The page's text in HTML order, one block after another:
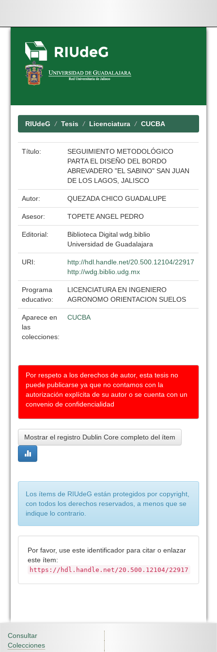
Skip
navigation
RIUdeG Tesis Licenciatura CUCBA
Título:
SEGUIMIENTO METODOLÓGICO
PARTA EL DISEÑO DEL BORDO
ABREVADERO "EL SABINO" SAN JUAN
DE LOS LAGOS, JALISCO
Autor: QUEZADA CHICO GUADALUPE
Asesor: TOPETE ANGEL PEDRO
Editorial:
Biblioteca Digital wdg.biblio
Universidad de Guadalajara
URI:
http://hdl.handle.net/20.500.12104/22917
http://wdg.biblio.udg.mx
Programa
educativo:
LICENCIATURA EN INGENIERO
AGRONOMO ORIENTACION SUELOS
Aparece en
las
colecciones:
CUCBA
Por respeto a los derechos de autor, esta tesis no
puede publicarse ya que no contamos con la
autorización explícita de su autor o se cuenta con un
convenio de confidencialidad
Mostrar el registro Dublin Core completo del ítem
Los ítems de RIUdeG están protegidos por copyright,
con todos los derechos reservados, a menos que se
indique lo contrario.
Por favor, use este identificador para citar o enlazar
este ítem:
https://hdl.handle.net/20.500.12104/22917
Consultar
Colecciones